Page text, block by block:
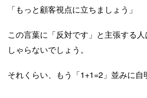
「もっと顧客視点に立ちましょう」
この言葉に「反対です」と主張する
しゃらないでしょう。
それくらい、もう「1+1=2」並みに自